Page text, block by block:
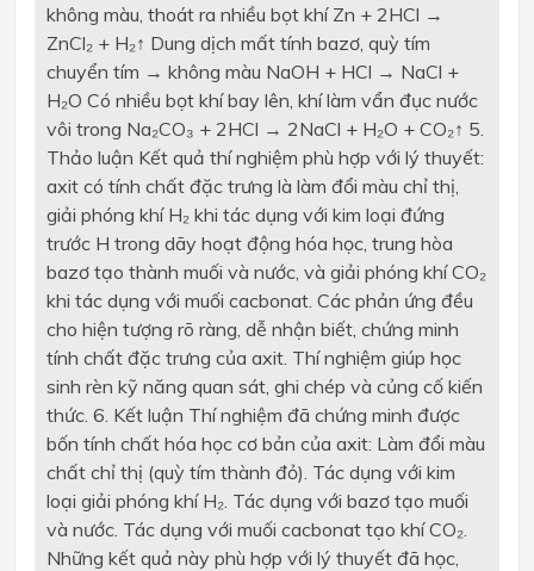
không màu, thoát ra nhiều bọt khí Zn + 2HCl →
ZnCl₂ + H₂↑ Dung dịch mất tính bazơ, quỳ tím
chuyển tím → không màu NaOH + HCl → NaCl +
H₂O Có nhiều bọt khí bay lên, khí làm vẩn đục nước
vôi trong Na₂CO₃ + 2HCl → 2NaCl + H₂O + CO₂↑ 5.
Thảo luận Kết quả thí nghiệm phù hợp với lý thuyết:
axit có tính chất đặc trưng là làm đổi màu chỉ thị,
giải phóng khí H₂ khi tác dụng với kim loại đứng
trước H trong dãy hoạt động hóa học, trung hòa
bazơ tạo thành muối và nước, và giải phóng khí CO₂
khi tác dụng với muối cacbonat. Các phản ứng đều
cho hiện tượng rõ ràng, dễ nhận biết, chứng minh
tính chất đặc trưng của axit. Thí nghiệm giúp học
sinh rèn kỹ năng quan sát, ghi chép và củng cố kiến
thức. 6. Kết luận Thí nghiệm đã chứng minh được
bốn tính chất hóa học cơ bản của axit: Làm đổi màu
chất chỉ thị (quỳ tím thành đỏ). Tác dụng với kim
loại giải phóng khí H₂. Tác dụng với bazơ tạo muối
và nước. Tác dụng với muối cacbonat tạo khí CO₂.
Những kết quả này phù hợp với lý thuyết đã học,